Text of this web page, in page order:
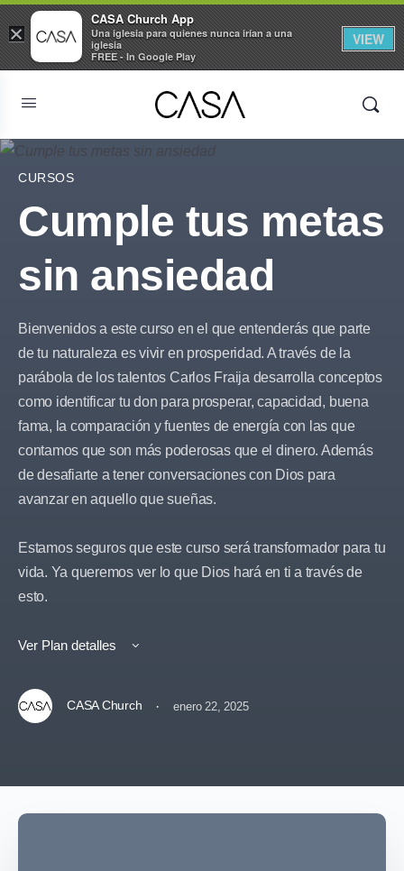
CURSOS
Cumple tus metas
sin ansiedad
Bienvenidos a este curso en el que entenderás que parte
de tu naturaleza es vivir en prosperidad. A través de la
parábola de los talentos Carlos Fraija desarrolla conceptos
como identificar tu don para prosperar, capacidad, buena
fama, la comparación y fuentes de energía con las que
contamos que son más poderosas que el dinero. Además
de desafiarte a tener conversaciones con Dios para
avanzar en aquello que sueñas.
Estamos seguros que este curso será transformador para tu
vida. Ya queremos ver lo que Dios hará en ti a través de
esto.
Ver Plan detalles
CASA Church · enero 22, 2025
×
CASA Church App
Una iglesia para quienes nunca irían a una
iglesia
FREE - In Google Play
VIEW